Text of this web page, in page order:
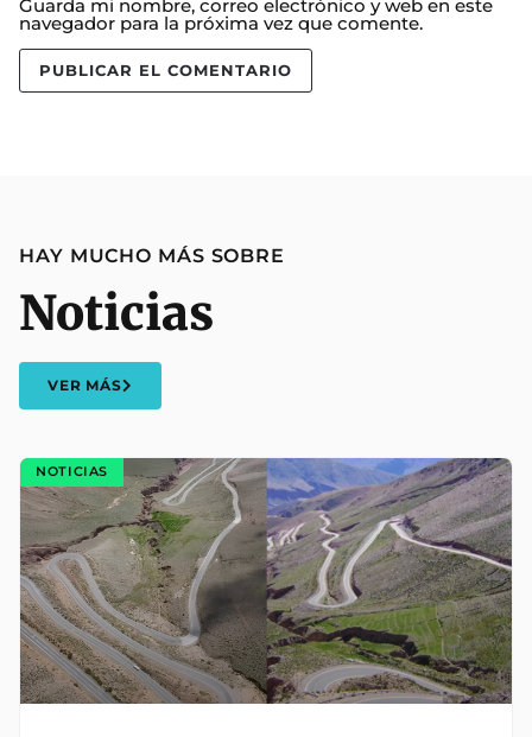
Guarda mi nombre, correo electrónico y web en este
navegador para la próxima vez que comente.
HAY MUCHO MÁS SOBRE
Noticias
VER MÁS
NOTICIAS